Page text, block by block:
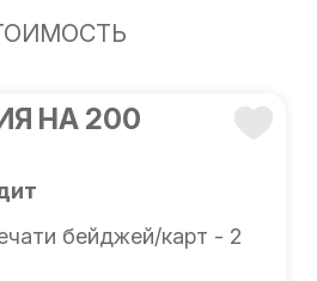
НА 200
бейджей/карт - 2